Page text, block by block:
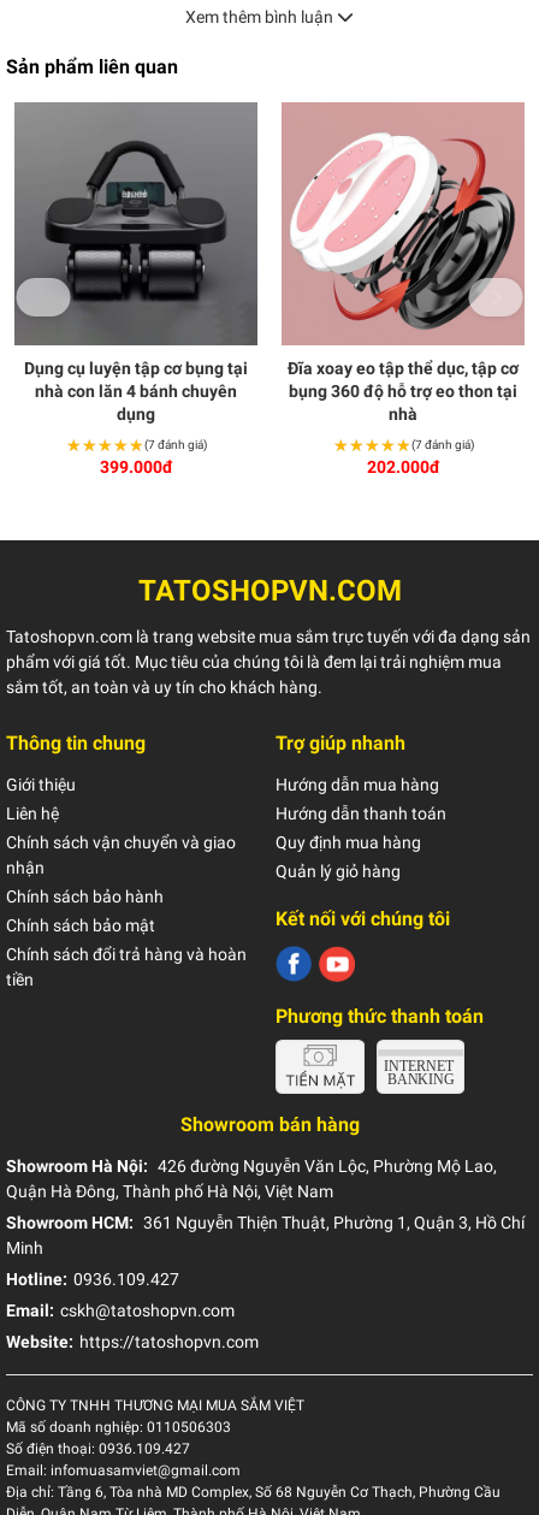
Xem thêm bình luận
Sản phẩm liên quan
Dụng cụ luyện tập cơ bụng tại
nhà con lăn 4 bánh chuyên
dụng
★★★★★
★★★★★(7 đánh giá)
399.000đ
Đĩa xoay eo tập thể dục, tập cơ
bụng 360 độ hỗ trợ eo thon tại
nhà
★★★★★
★★★★★(7 đánh giá)
202.000đ
TATOSHOPVN.COM
Tatoshopvn.com là trang website mua sắm trực tuyến với đa dạng sản
phẩm với giá tốt. Mục tiêu của chúng tôi là đem lại trải nghiệm mua
sắm tốt, an toàn và uy tín cho khách hàng.
Thông tin chung
Giới thiệu
Liên hệ
Chính sách vận chuyển và giao
nhận
Chính sách bảo hành
Chính sách bảo mật
Chính sách đổi trả hàng và hoàn
tiền
Trợ giúp nhanh
Hướng dẫn mua hàng
Hướng dẫn thanh toán
Quy định mua hàng
Quản lý giỏ hàng
Kết nối với chúng tôi
Phương thức thanh toán
Showroom bán hàng
Showroom Hà Nội: 426 đường Nguyễn Văn Lộc, Phường Mộ Lao,
Quận Hà Đông, Thành phố Hà Nội, Việt Nam
Showroom HCM: 361 Nguyễn Thiện Thuật, Phường 1, Quận 3, Hồ Chí
Minh
Hotline: 0936.109.427
Email: cskh@tatoshopvn.com
Website: https://tatoshopvn.com
CÔNG TY TNHH THƯƠNG MẠI MUA SẮM VIỆT
Mã số doanh nghiệp: 0110506303
Số điện thoại: 0936.109.427
Email: infomuasamviet@gmail.com
Địa chỉ: Tầng 6, Tòa nhà MD Complex, Số 68 Nguyễn Cơ Thạch, Phường Cầu